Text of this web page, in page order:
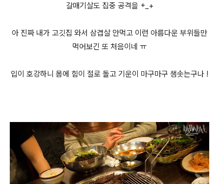
갈매기살도 집중 공격을 +_+
아 진짜 내가 고깃집 와서 삼겹살 안먹고 이런 아름다운 부위들만
먹어보긴 또 처음이네 ㅠ
입이 호강하니 몸에 힘이 절로 돌고 기운이 마구마구 샘솟는구나 !